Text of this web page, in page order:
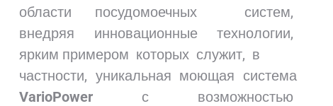
области посудомоечных систем,
внедряя инновационные технологии,
ярким примером которых служит, в
частности, уникальная моющая система
VarioPower с возможностью